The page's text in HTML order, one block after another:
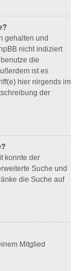
gehalten und
nicht indiziert
die
ist es
hier nirgends im
der
konnte der
Suche und
die Suche auf
Mitglied